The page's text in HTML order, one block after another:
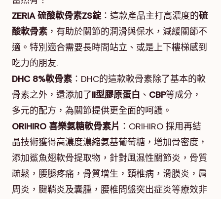
ZERIA 硫酸軟骨素ZS錠：這款產品主打高濃度的硫
酸軟骨素 ，有助於關節的潤滑與保水，減緩關節不
適。特別適合需要長時間站立、或是上下樓梯感到
吃力的朋友.
DHC 8%軟骨素 ：DHC的這款軟骨素除了基本的軟
骨素之外，還添加了II型膠原蛋白 、 CBP等成分，
多元的配方，為關節提供更全面的呵護。
ORIHIRO 喜樂氨糖軟骨素片 ：ORIHIRO 採用再結
晶技術獲得高濃度濃縮氨基葡萄糖，增加骨密度，
添加鯊魚翅軟骨提取物，針對風濕性關節炎，骨質
疏鬆，腰腿疼痛，骨質增生，頸椎病，滑膜炎，肩
周炎，腱鞘炎及囊腫，腰椎問盤突出症炎等療效非